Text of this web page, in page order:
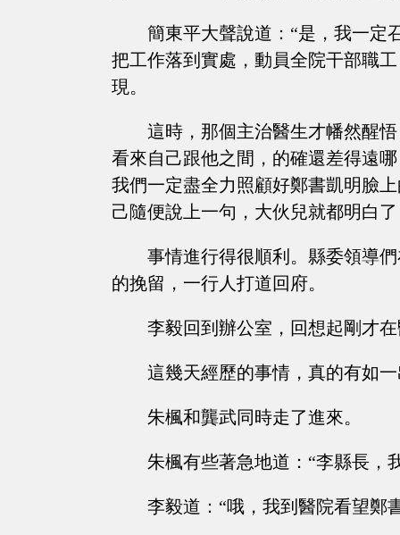
簡東平大聲說道：“是，我一定
把工作落到實處，動員全院干部職
現。
這時，那個主治醫生才幡然醒
看來自己跟他之間，的確還差得遠
我們一定盡全力照顧好鄭書凱明臉
己隨便說上一句，大伙兒就都明白
事情進行得很順利。縣委領導
的挽留，一行人打道回府。
李毅回到辦公室，回想起剛才
這幾天經歷的事情，真的有如
朱楓和龔武同時走了進來。
朱楓有些著急地道：“李縣長，
李毅道：“哦，我到醫院看望鄭